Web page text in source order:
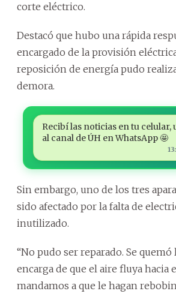
corte eléctrico.
Destacó que hubo una rápida
encargado de la provisión
reposición de energía pudo
demora.
Recibí las noticias en tu celular,
al canal de ÚH en WhatsApp 🤩
Sin embargo, uno de los tres
sido afectado por la falta de
inutilizado.
“No pudo ser reparado. Se
encarga de que el aire fluya hacia
mandamos a que le hagan